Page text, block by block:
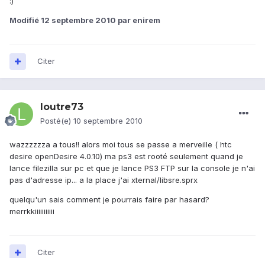
Modifié 12 septembre 2010 par enirem
Citer
loutre73
Posté(e) 10 septembre 2010
wazzzzzza a tous!! alors moi tous se passe a merveille ( htc
desire openDesire 4.0.10) ma ps3 est rooté seulement quand je
lance filezilla sur pc et que je lance PS3 FTP sur la console je n'ai
pas d'adresse ip... a la place j'ai xternal/libsre.sprx
quelqu'un sais comment je pourrais faire par hasard?
merrkkiiiiiiiiiii
Citer